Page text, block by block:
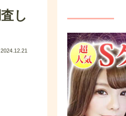
し
2024.12.21